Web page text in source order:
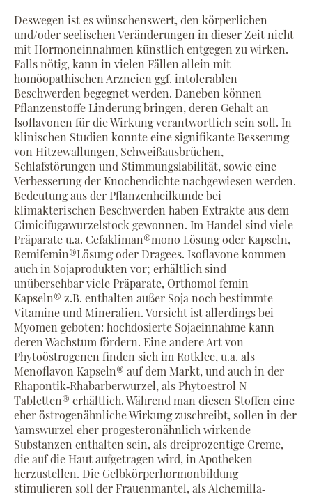
Deswegen ist es wünschenswert, den körperlichen
und/oder seelischen Veränderungen in dieser Zeit nicht
mit Hormoneinnahmen künstlich entgegen zu wirken.
Falls nötig, kann in vielen Fällen allein mit
homöopathischen Arzneien ggf. intolerablen
Beschwerden begegnet werden. Daneben können
Pflanzenstoffe Linderung bringen, deren Gehalt an
Isoflavonen für die Wirkung verantwortlich sein soll. In
klinischen Studien konnte eine signifikante Besserung
von Hitzewallungen, Schweißausbrüchen,
Schlafstörungen und Stimmungslabilität, sowie eine
Verbesserung der Knochendichte nachgewiesen werden.
Bedeutung aus der Pflanzenheilkunde bei
klimakterischen Beschwerden haben Extrakte aus dem
Cimicifugawurzelstock gewonnen. Im Handel sind viele
Präparate u.a. Cefakliman®mono Lösung oder Kapseln,
Remifemin®Lösung oder Dragees. Isoflavone kommen
auch in Sojaprodukten vor; erhältlich sind
unübersehbar viele Präparate, Orthomol femin
Kapseln® z.B. enthalten außer Soja noch bestimmte
Vitamine und Mineralien. Vorsicht ist allerdings bei
Myomen geboten: hochdosierte Sojaeinnahme kann
deren Wachstum fördern. Eine andere Art von
Phytoöstrogenen finden sich im Rotklee, u.a. als
Menoflavon Kapseln® auf dem Markt, und auch in der
Rhapontik‐Rhabarberwurzel, als Phytoestrol N
Tabletten® erhältlich. Während man diesen Stoffen eine
eher östrogenähnliche Wirkung zuschreibt, sollen in der
Yamswurzel eher progesteronähnlich wirkende
Substanzen enthalten sein, als dreiprozentige Creme,
die auf die Haut aufgetragen wird, in Apotheken
herzustellen. Die Gelbkörperhormonbildung
stimulieren soll der Frauenmantel, als Alchemilla‐